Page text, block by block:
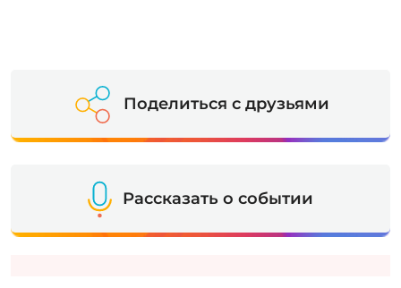
Поделиться с друзьями
Рассказать о событии